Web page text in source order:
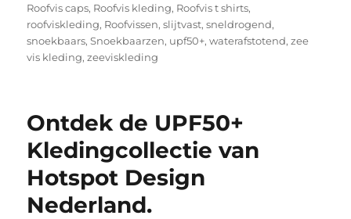
Roofvis caps, Roofvis kleding, Roofvis t shirts,
roofviskleding, Roofvissen,slijtvast,sneldrogend,
snoekbaars,Snoekbaarzen, upf50+,waterafstotend,zee
vis kleding,zeeviskleding
Ontdek de UPF50+
Kledingcollectie van
Hotspot Design
Nederland.